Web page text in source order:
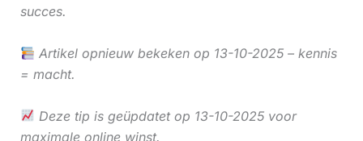
succes.
Artikel opnieuw bekeken op 13-10-2025 – kennis
= macht.
Deze tip is geüpdatet op 13-10-2025 voor
maximale online winst.